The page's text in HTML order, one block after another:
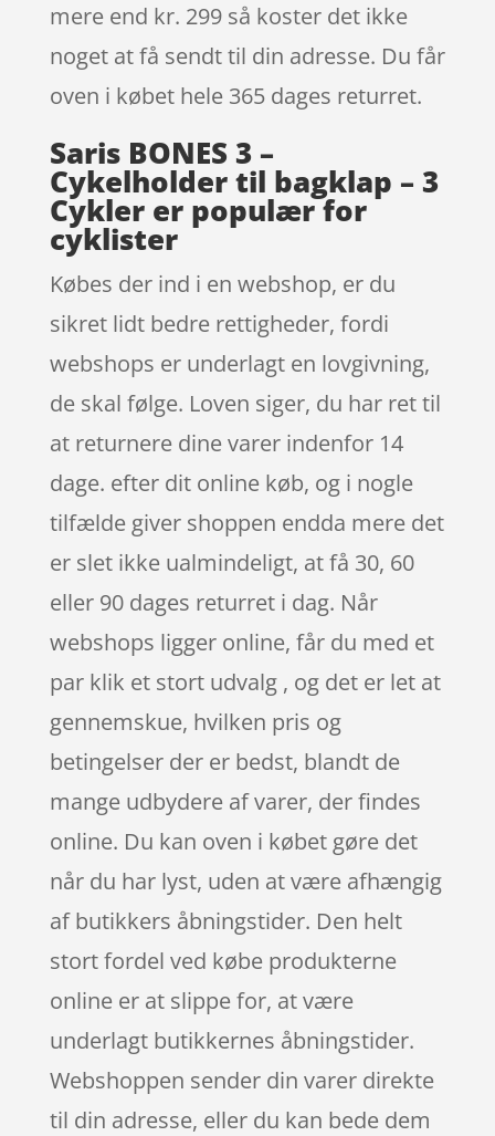
mere end kr. 299 så koster det ikke
noget at få sendt til din adresse. Du får
oven i købet hele 365 dages returret.
Saris BONES 3 –
Cykelholder til bagklap – 3
Cykler er populær for
cyklister
Købes der ind i en webshop, er du
sikret lidt bedre rettigheder, fordi
webshops er underlagt en lovgivning,
de skal følge. Loven siger, du har ret til
at returnere dine varer indenfor 14
dage. efter dit online køb, og i nogle
tilfælde giver shoppen endda mere det
er slet ikke ualmindeligt, at få 30, 60
eller 90 dages returret i dag. Når
webshops ligger online, får du med et
par klik et stort udvalg , og det er let at
gennemskue, hvilken pris og
betingelser der er bedst, blandt de
mange udbydere af varer, der findes
online. Du kan oven i købet gøre det
når du har lyst, uden at være afhængig
af butikkers åbningstider. Den helt
stort fordel ved købe produkterne
online er at slippe for, at være
underlagt butikkernes åbningstider.
Webshoppen sender din varer direkte
til din adresse, eller du kan bede dem